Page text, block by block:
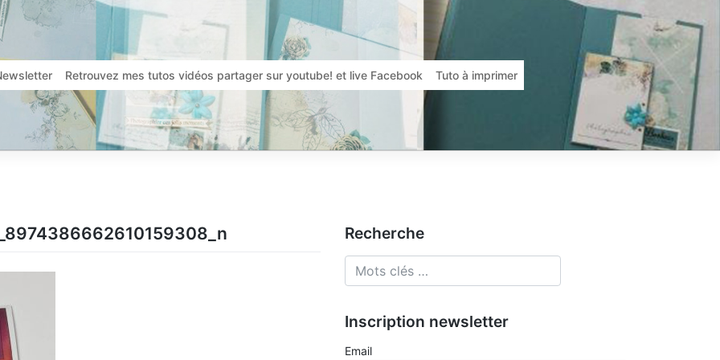
Retrouvez mes tutos vidéos partager sur youtube! et live Facebook Tuto à imprimer
Recherche
Inscription newsletter
Email